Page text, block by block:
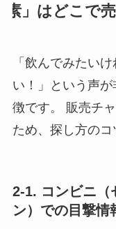
素」はどこで
「飲んでみたい
い！」という声
徴です。 販売チ
ため、探し方のコ
2-1. コンビニ（
ン）での目撃情